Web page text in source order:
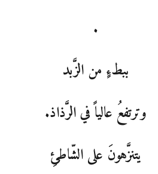
.
ببطءٍ من الزَّبد
وترتفعُ عالياً في الرَّذاذ.
يتنزَّهونَ على الشّاطئِ